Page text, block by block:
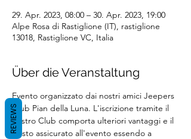
29. Apr. 2023, 08:00 – 30. Apr. 2023, 19:00
Alpe Rosa di Rastiglione (IT), rastiglione
13018, Rastiglione VC, Italia
Über die Veranstaltung
Evento organizzato dai nostri amici Jeepers
Club Pian della Luna. L'iscrizione tramite il
nostro Club comporta ulteriori vantaggi e il
posto assicurato all'evento essendo a
REVIEWS